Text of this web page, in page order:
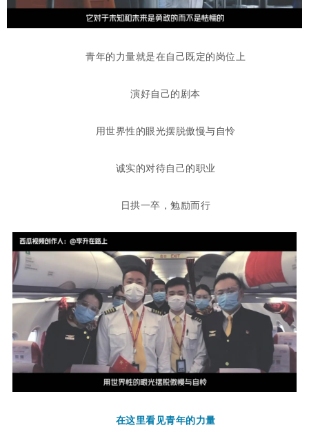
青年的力量就是在自己既定的岗位上
演好自己的剧本
用世界性的眼光摆脱傲慢与自怜
诚实的对待自己的职业
日拱一卒，勉励而行
在这里看见青年的力量